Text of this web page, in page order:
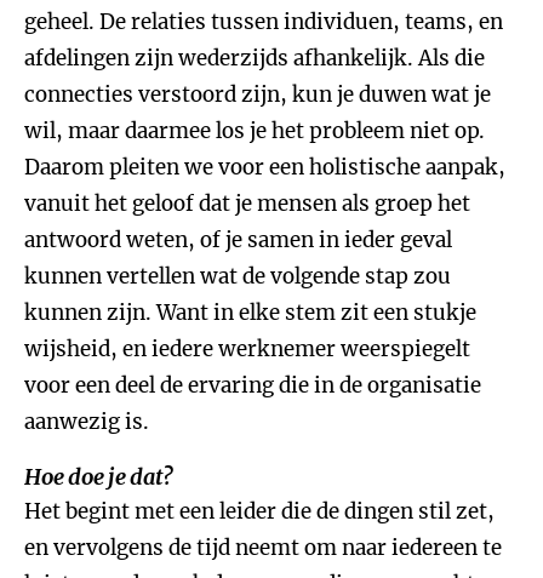
geheel. De relaties tussen individuen, teams, en
afdelingen zijn wederzijds afhankelijk. Als die
connecties verstoord zijn, kun je duwen wat je
wil, maar daarmee los je het probleem niet op.
Daarom pleiten we voor een holistische aanpak,
vanuit het geloof dat je mensen als groep het
antwoord weten, of je samen in ieder geval
kunnen vertellen wat de volgende stap zou
kunnen zijn. Want in elke stem zit een stukje
wijsheid, en iedere werknemer weerspiegelt
voor een deel de ervaring die in de organisatie
aanwezig is.
Hoe doe je dat?
Het begint met een leider die de dingen stil zet,
en vervolgens de tijd neemt om naar iedereen te